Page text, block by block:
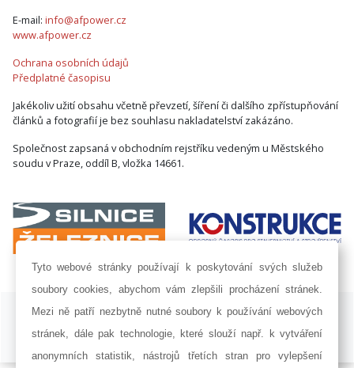
E-mail: info@afpower.cz
www.afpower.cz
Ochrana osobních údajů
Předplatné časopisu
Jakékoliv užití obsahu včetně převzetí, šíření či dalšího zpřístupňování
článků a fotografií je bez souhlasu nakladatelství zakázáno.
Společnost zapsaná v obchodním rejstříku vedeným u Městského
soudu v Praze, oddíl B, vložka 14661.
ISSN 1802-8535 © 2009 - 2026 AF POWER agency a.s. |
Nastavení
Railsformers s.r.o.
Tyto webové stránky používají k poskytování svých služeb
soubory cookies, abychom vám zlepšili procházení stránek.
Mezi ně patří nezbytně nutné soubory k používání webových
stránek, dále pak technologie, které slouží např. k vytváření
anonymních statistik, nástrojů třetích stran pro vylepšení